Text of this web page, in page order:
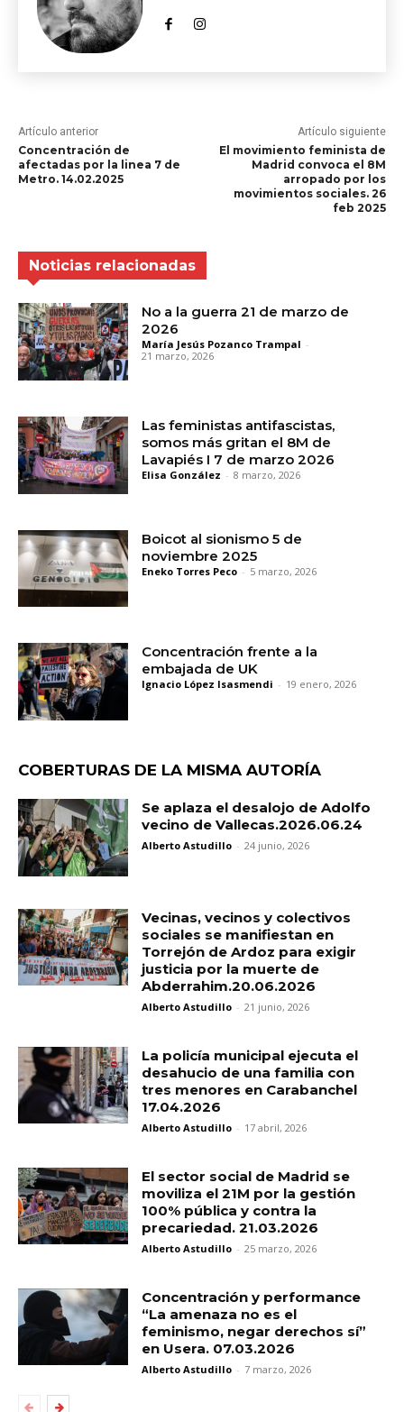
Artículo anterior
Concentración de
afectadas por la linea 7 de
Metro. 14.02.2025
Artículo siguiente
El movimiento feminista de
Madrid convoca el 8M
arropado por los
movimientos sociales. 26
feb 2025
Noticias relacionadas
No a la guerra 21 de marzo de
2026
María Jesús Pozanco Trampal -
21 marzo, 2026
Las feministas antifascistas,
somos más gritan el 8M de
Lavapiés I 7 de marzo 2026
Elisa González - 8 marzo, 2026
Boicot al sionismo 5 de
noviembre 2025
Eneko Torres Peco - 5 marzo, 2026
Concentración frente a la
embajada de UK
Ignacio López Isasmendi - 19 enero, 2026
COBERTURAS DE LA MISMA AUTORÍA
Se aplaza el desalojo de Adolfo
vecino de Vallecas.2026.06.24
Alberto Astudillo - 24 junio, 2026
Vecinas, vecinos y colectivos
sociales se manifiestan en
Torrejón de Ardoz para exigir
justicia por la muerte de
Abderrahim.20.06.2026
Alberto Astudillo - 21 junio, 2026
La policía municipal ejecuta el
desahucio de una familia con
tres menores en Carabanchel
17.04.2026
Alberto Astudillo - 17 abril, 2026
El sector social de Madrid se
moviliza el 21M por la gestión
100% pública y contra la
precariedad. 21.03.2026
Alberto Astudillo - 25 marzo, 2026
Concentración y performance
“La amenaza no es el
feminismo, negar derechos sí”
en Usera. 07.03.2026
Alberto Astudillo - 7 marzo, 2026